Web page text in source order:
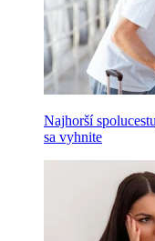
Najhorší
sa vyhnite